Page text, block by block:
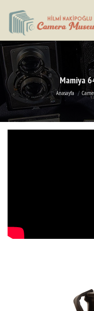
Mamiya
Anasayfa